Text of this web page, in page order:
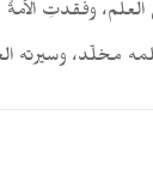
وفقدتِ الأمةُ
مخلّد، وسيرته